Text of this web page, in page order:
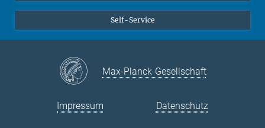
Self-Service
Max-Planck-Gesellschaft
Impressum Datenschutz